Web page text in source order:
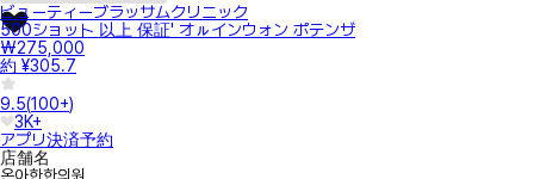
ビューティーブラッサムクリニック
500ショット 以上 保証' オㇽインウォン ポテンザ
₩275,000
約 ¥305.7
9.5(100+)
3K+
アプリ決済予約
店舗名
온아한한의원